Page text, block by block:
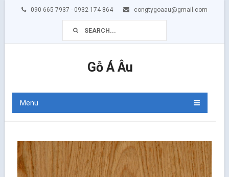
090 665 7937 - 0932 174 864 congtygoaau@gmail.com
Gỗ Á Âu
Menu